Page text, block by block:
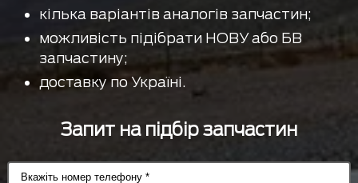
кілька варіантів аналогів запчастин;
можливість підібрати НОВУ або БВ
запчастину;
доставку по Україні.
Запит на підбір запчастин